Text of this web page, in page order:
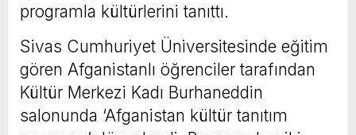
programla kültürlerini tanıttı.
Sivas Cumhuriyet Üniversitesinde eğitim
gören Afganistanlı öğrenciler tarafından
Kültür Merkezi Kadı Burhaneddin
salonunda ‘Afganistan kültür tanıtım